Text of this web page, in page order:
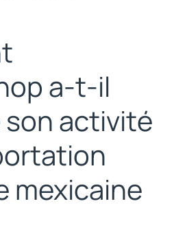
a-t-il
activité
mexicaine